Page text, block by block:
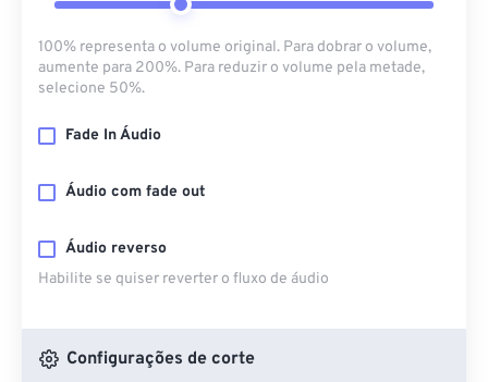
100% representa o volume original. Para dobrar o volume,
aumente para 200%. Para reduzir o volume pela metade,
selecione 50%.
Fade In Áudio
Áudio com fade out
Áudio reverso
Habilite se quiser reverter o fluxo de áudio
Configurações de corte